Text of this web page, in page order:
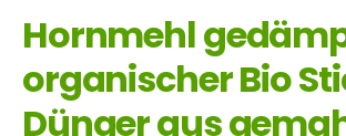
Hornmehl
organischer Bio
Dünger aus